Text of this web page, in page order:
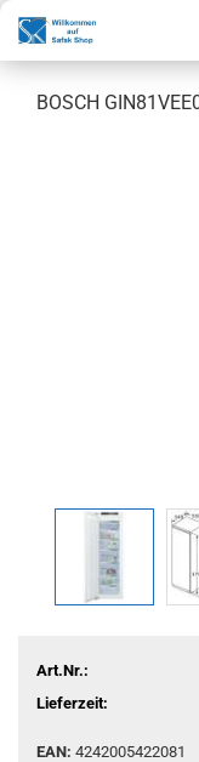
BOSCH
Art.Nr.:
Lieferzeit:
EAN: 4242005422081